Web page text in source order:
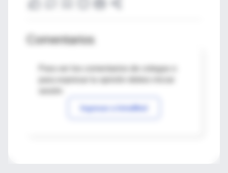
Comentarios
Para ver los comentarios de colegas o
Ingresar a IntraMed